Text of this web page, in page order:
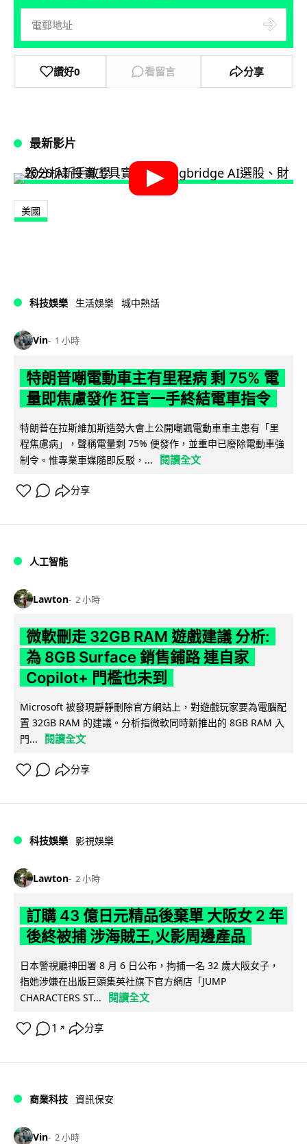
讚好0 看留言 分享
最新影片
美國
科技娛樂 生活娛樂 城中熱話
Vin 1 小時
特朗普嘲電動車主有里程病 剩 75% 電
量即焦慮發作 狂言一手終結電車指令
特朗普在拉斯維加斯造勢大會上公開嘲諷電動車車主患有「里
程焦慮病」，聲稱電量剩 75% 便發作，並重申已廢除電動車強
制令。惟專業車媒隨即反駁，...
閱讀全文
分享
人工智能
Lawton 2 小時
微軟刪走 32GB RAM 遊戲建議 分析:
為 8GB Surface 銷售鋪路 連自家
Copilot+ 門檻也未到
Microsoft 被發現靜靜刪除官方網站上，對遊戲玩家要為電腦配
置 32GB RAM 的建議。分析指微軟同時新推出的 8GB RAM 入
門...
閱讀全文
分享
科技娛樂 影視娛樂
Lawton 2 小時
訂購 43 億日元精品後棄單 大阪女 2 年
後終被捕 涉海賊王,火影周邊產品
日本警視廳神田署 8 月 6 日公布，拘捕一名 32 歲大阪女子，
指她涉嫌在出版巨頭集英社旗下官方網店「JUMP
CHARACTERS ST...
閱讀全文
1 ↗ 分享
商業科技 資訊保安
Vin 2 小時